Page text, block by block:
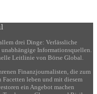
drei Dinge: Verlässliche
Informationsquellen.
Leitlinie von Börse Global.
Finanzjournalisten, die zum
leben und mit diesem
ein Angebot machen